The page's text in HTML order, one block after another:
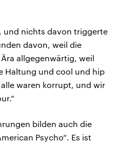
und nichts davon triggerte
davon, weil die
allgegenwärtig, weil
Haltung und cool und hip
waren korrupt, und wir
bilden auch die
Psycho“. Es ist